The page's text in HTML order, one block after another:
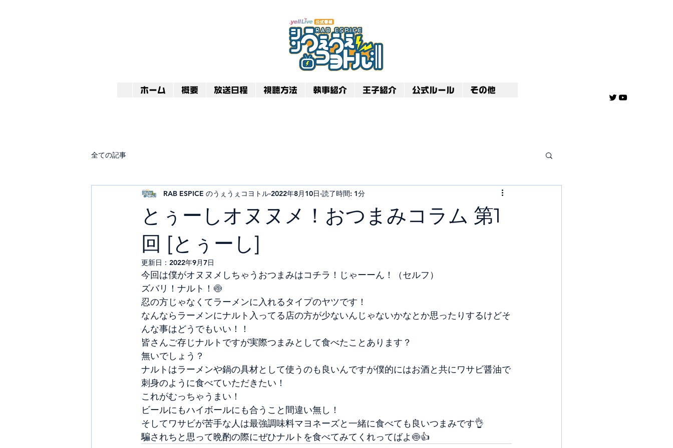
ホーム 概要 放送日程 視聴方法 執事紹介 王子紹介 公式ルール その他
全ての記事
とぅーしオヌヌメ！おつまみコラム 第1
回 [とぅーし]
RAB ESPICE のうぇうぇコヨトル 2022年8月10日 読了時間: 1分
更新日： 2022年9月7日
今回は僕がオヌヌメしちゃうおつまみはコチラ！じゃーーん！（セルフ）
ズバリ！ナルト！🍥
忍の方じゃなくてラーメンに入れるタイプのヤツです！
なんならラーメンにナルト入ってる店の方が少ないんじゃないかなとか思ったりするけどそ
んな事はどうでもいい！！
皆さんご存じナルトですが実際つまみとして食べたことあります？
無いでしょう？
ナルトはラーメンや鍋の具材として使うのも良いんですが僕的にはお酒と共にワサビ醤油で
刺身のように食べていただきたい！
これがむっちゃうまい！
ビールにもハイボールにも合うこと間違い無し！
そしてワサビが苦手な人は最強調味料マヨネーズと一緒に食べても良いつまみです👌
騙されちと思って晩酌の際にぜひナルトを食べてみてくれってばよ🍥👍